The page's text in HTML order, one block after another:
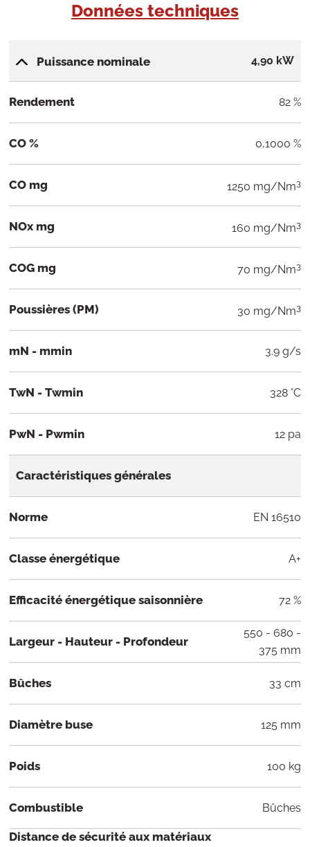
Données techniques
Puissance nominale 4,90 kW
Rendement 82 %
CO % 0,1000 %
CO mg 1250 mg/Nm3
NOx mg 160 mg/Nm3
COG mg 70 mg/Nm3
Poussières (PM) 30 mg/Nm3
mN - mmin 3.9 g/s
TwN - Twmin 328 °C
PwN - Pwmin 12 pa
Caractéristiques générales
Norme EN 16510
Classe énergétique A+
Efficacité énergétique saisonnière 72 %
Largeur - Hauteur - Profondeur
550 - 680 -
375 mm
Bûches 33 cm
Diamètre buse 125 mm
Poids 100 kg
Combustible Bûches
Distance de sécurité aux matériaux